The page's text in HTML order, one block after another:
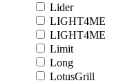
Lider
LIGHT4ME
LIGHT4ME
Limit
Long
LotusGrill